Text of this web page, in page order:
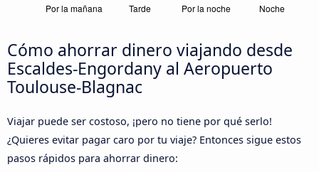
Cómo ahorrar dinero viajando desde
Escaldes-Engordany al Aeropuerto
Toulouse-Blagnac
Viajar puede ser costoso, ¡pero no tiene por qué serlo!
¿Quieres evitar pagar caro por tu viaje? Entonces sigue estos
pasos rápidos para ahorrar dinero: